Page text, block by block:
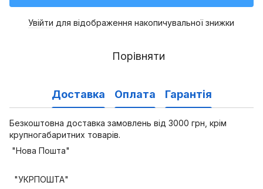
Увійти для відображення накопичувальної знижки
Порівняти
Доставка Оплата Гарантія
Безкоштовна доставка замовлень від 3000 грн, крім
крупногабаритних товарів.
"Нова Пошта"
"УКРПОШТА"